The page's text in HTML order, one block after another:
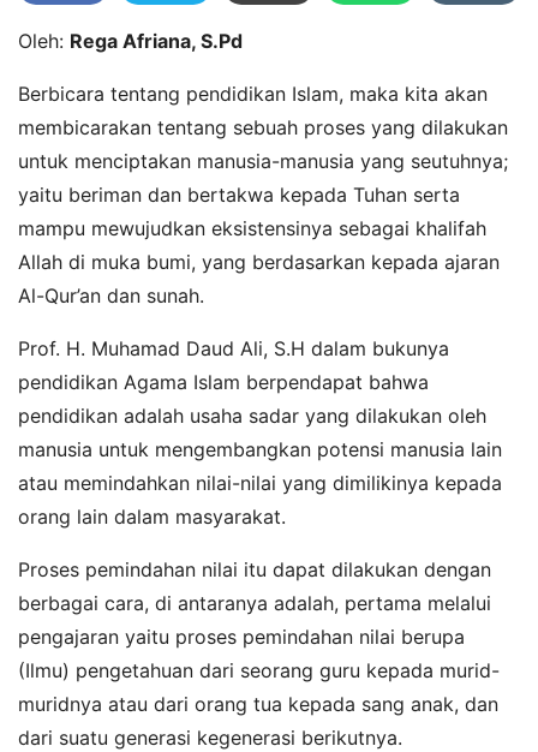
Oleh: Rega Afriana, S.Pd
Berbicara tentang pendidikan Islam, maka kita akan
membicarakan tentang sebuah proses yang dilakukan
untuk menciptakan manusia-manusia yang seutuhnya;
yaitu beriman dan bertakwa kepada Tuhan serta
mampu mewujudkan eksistensinya sebagai khalifah
Allah di muka bumi, yang berdasarkan kepada ajaran
Al-Qur’an dan sunah.
Prof. H. Muhamad Daud Ali, S.H dalam bukunya
pendidikan Agama Islam berpendapat bahwa
pendidikan adalah usaha sadar yang dilakukan oleh
manusia untuk mengembangkan potensi manusia lain
atau memindahkan nilai-nilai yang dimilikinya kepada
orang lain dalam masyarakat.
Proses pemindahan nilai itu dapat dilakukan dengan
berbagai cara, di antaranya adalah, pertama melalui
pengajaran yaitu proses pemindahan nilai berupa
(Ilmu) pengetahuan dari seorang guru kepada murid-
muridnya atau dari orang tua kepada sang anak, dan
dari suatu generasi kegenerasi berikutnya.